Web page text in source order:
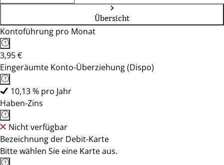
Übersicht
Kontoführung pro Monat
3,95 €
Eingeräumte Konto-Überziehung (Dispo)
10,13 % pro Jahr
Haben-Zins
Nicht verfügbar
Bezeichnung der Debit-Karte
Bitte wählen Sie eine Karte aus.